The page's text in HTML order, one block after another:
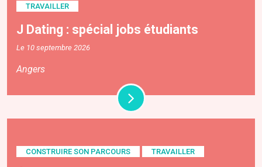
TRAVAILLER
J Dating : spécial jobs étudiants
Le 10 septembre 2026
Angers
CONSTRUIRE SON PARCOURS TRAVAILLER